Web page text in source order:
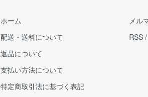
ホーム
配送・送料について
返品について
支払い方法について
特定商取引法に基づく表記
メル
RSS /